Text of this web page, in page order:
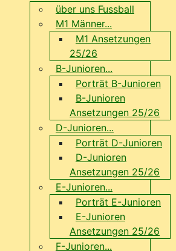
über uns Fussball
M1 Männer...
M1 Ansetzungen
25/26
B-Junioren...
Porträt B-Junioren
B-Junioren
Ansetzungen 25/26
D-Junioren...
Porträt D-Junioren
D-Junioren
Ansetzungen 25/26
E-Junioren...
Porträt E-Junioren
E-Junioren
Ansetzungen 25/26
F-Junioren...